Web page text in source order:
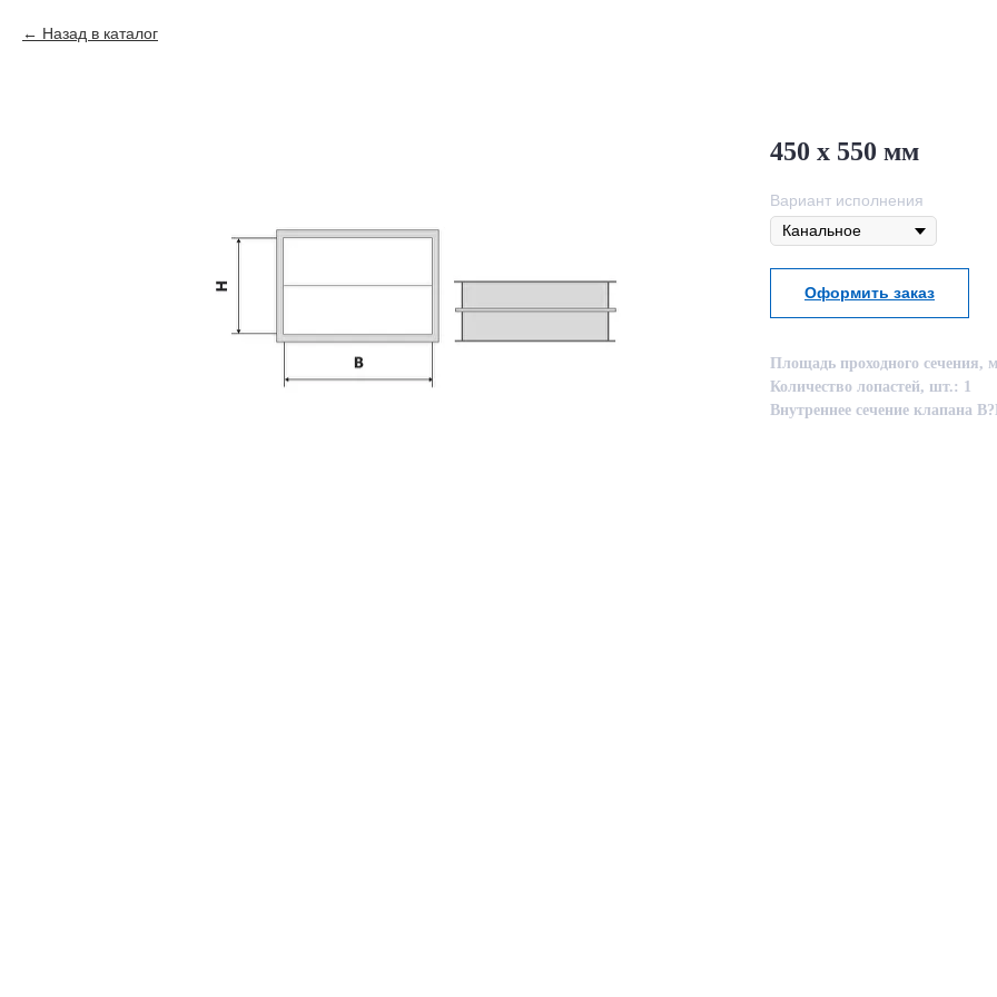
Назад в каталог
450 х 550 мм
Вариант исполнения
Оформить заказ
Площадь проходного сечения,
Количество лопастей, шт.: 1
Внутреннее сечение клапана